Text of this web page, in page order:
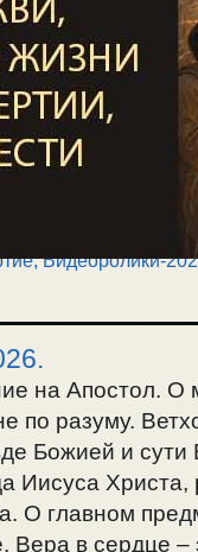
,Видеоролики-
на Апостол. О
по разуму.
Божией и сути
Христа,
О главном
Вера в сердце